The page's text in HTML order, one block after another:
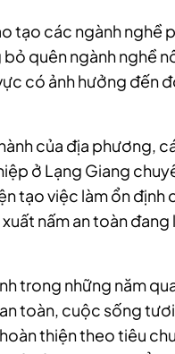
tạo các ngành nghề
quên ngành nghề
có ảnh hưởng đến
của địa phương,
ở Lạng Giang
tạo việc làm ổn
nấm an toàn
trong những năm
toàn, cuộc sống
thiện theo tiêu